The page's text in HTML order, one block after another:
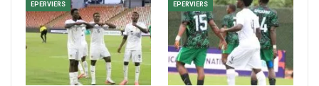
EPERVIERS EPERVIERS